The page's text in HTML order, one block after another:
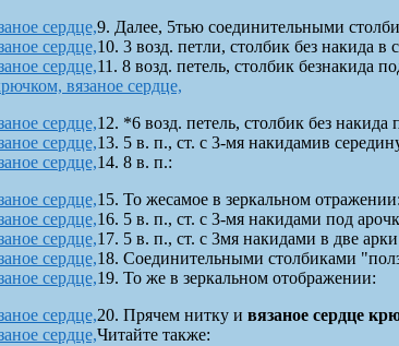
9. Далее, 5тью соединительными
10. 3 возд. петли, столбик без накида
11. 8 возд. петель, столбик безнакида
12. *6 возд. петель, столбик без
13. 5 в. п., ст. с 3-мя накидамив
14. 8 в. п.:
15. То жесамое в зеркальном отражении:
16. 5 в. п., ст. с 3-мя накидами под
17. 5 в. п., ст. с 3мя накидами в две
18. Соединительными столбиками
19. То же в зеркальном отображении:
20. Прячем нитку и вязаное сердце
Читайте также: